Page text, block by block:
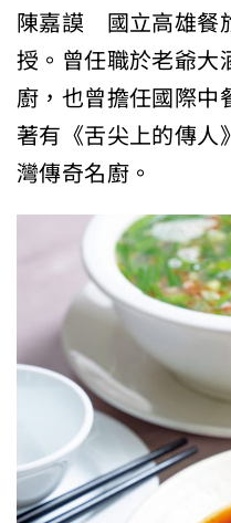
陳嘉謨 國立高雄餐
授。曾任職於老爺
廚，也曾擔任國際
著有《舌尖上的傳
灣傳奇名廚。